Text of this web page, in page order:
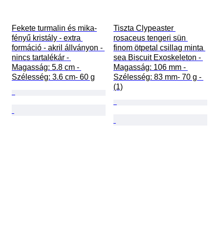
Fekete turmalin és mika-
fényű kristály - extra
formáció - akril állványon -
nincs tartalékár -
Magasság: 5.8 cm -
Szélesség: 3.6 cm- 60 g
Tiszta Clypeaster
rosaceus tengeri sün
finom ötpetal csillag minta
sea Biscuit Exoskeleton -
Magasság: 106 mm -
Szélesség: 83 mm- 70 g -
(1)